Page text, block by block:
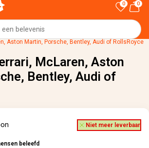
0 0
Aston Martin, Porsche, Bentley, Audi of RollsRoyce
McLaren, Aston
Bentley, Audi of
Niet meer leverbaar
beleefd